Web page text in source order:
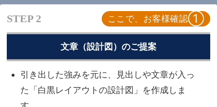
STEP 2 ここで、お客様確認①
文章（設計図）のご提案
引き出した強みを元に、見出しや文章が入っ
た「白黒レイアウトの設計図」を作成しま